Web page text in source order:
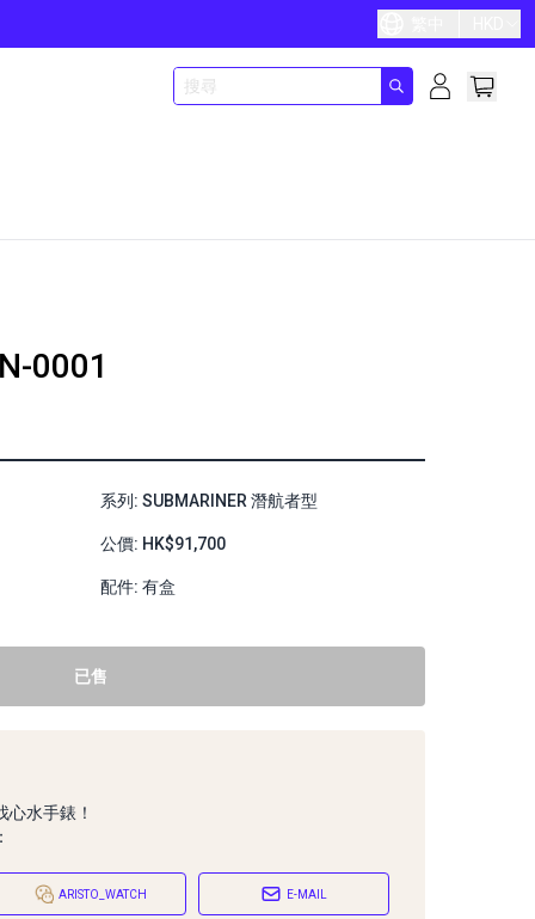
0001
系列: SUBMARINER 潛航者型
公價: HK$91,700
配件: 有盒
已售
水手錶！
ARISTO_WATCH E-MAIL